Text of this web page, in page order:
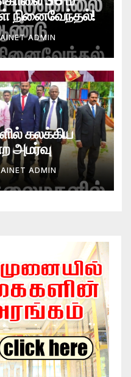
நினைவேந்தல்!
ADMIN
கலக்கிய
அமர்வு
ADMIN